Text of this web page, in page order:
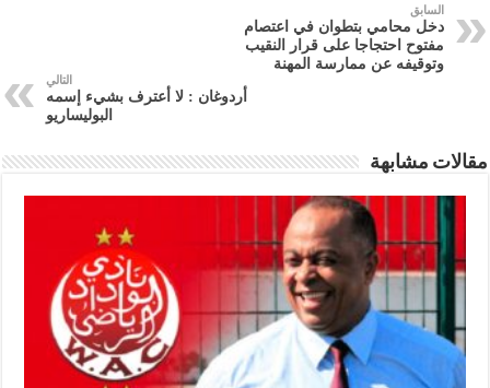
السابق
دخل محامي بتطوان في اعتصام
مفتوح احتجاجا على قرار النقيب
وتوقيفه عن ممارسة المهنة
التالي
‫أردوغان : لا أعترف بشيء إسمه
البوليساريو
مقالات مشابهة